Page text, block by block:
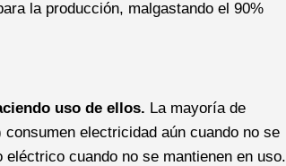
la producción, malgastando el 90%
uso de ellos. La mayoría de
electricidad aún cuando no se
cuando no se mantienen en uso.